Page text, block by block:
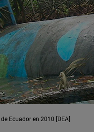
Ecuador en 2010 [DEA]